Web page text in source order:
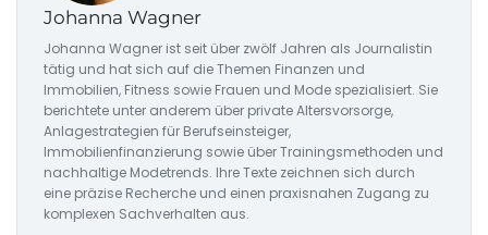
Johanna Wagner
Johanna Wagner ist seit über zwölf Jahren als Journalistin
tätig und hat sich auf die Themen Finanzen und
Immobilien, Fitness sowie Frauen und Mode spezialisiert. Sie
berichtete unter anderem über private Altersvorsorge,
Anlagestrategien für Berufseinsteiger,
Immobilienfinanzierung sowie über Trainingsmethoden und
nachhaltige Modetrends. Ihre Texte zeichnen sich durch
eine präzise Recherche und einen praxisnahen Zugang zu
komplexen Sachverhalten aus.